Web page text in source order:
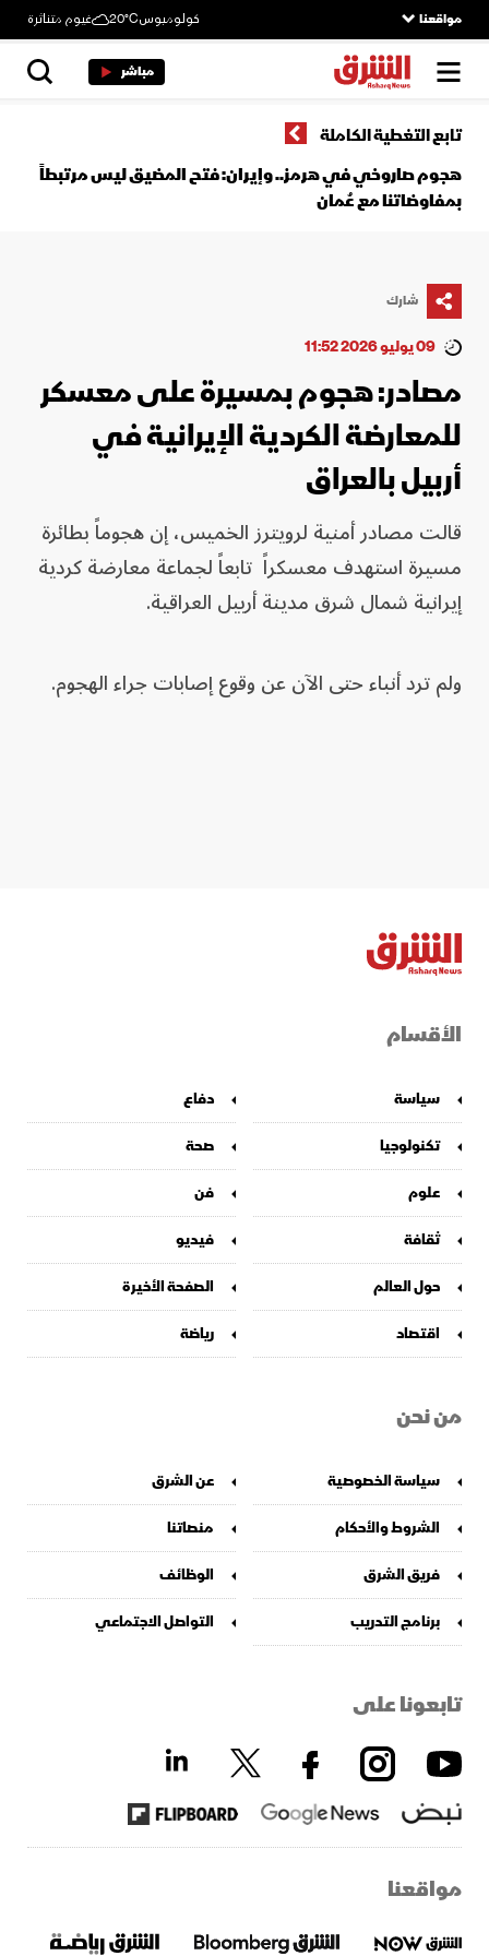
مواقعنا كولومبوس20°C غيوم متناثرة
مباشر
تابع التغطية الكاملة
هجوم صاروخي في هرمز.. وإيران: فتح المضيق ليس مرتبطاً
بمفاوضاتنا مع عُمان
شارك
09 يوليو 2026 11:52
مصادر: هجوم بمسيرة على معسكر
للمعارضة الكردية الإيرانية في
أربيل بالعراق
قالت ⁠مصادر ‌أمنية لرويترز ​الخميس، إن ⁠هجوماً بطائرة
⁠مسيرة استهدف معسكراً تابعاً لجماعة معارضة كردية
إيرانية ⁠شمال ​شرق ​مدينة أربيل ‌العراقية.
ولم ترد ​أنباء ⁠حتى الآن ​عن ⁠وقوع ‌إصابات جراء الهجوم.
الأقسام
سياسة
دفاع
تكنولوجيا
صحة
علوم
فن
ثقافة
فيديو
حول العالم
الصفحة الأخيرة
اقتصاد
رياضة
من نحن
سياسة الخصوصية
عن الشرق
الشروط والأحكام
منصاتنا
فريق الشرق
الوظائف
برنامج التدريب
التواصل الاجتماعي
تابعونا على
مواقعنا